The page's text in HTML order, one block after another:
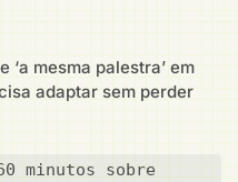
‘a mesma palestra’ em
adaptar sem perder
minutos sobre